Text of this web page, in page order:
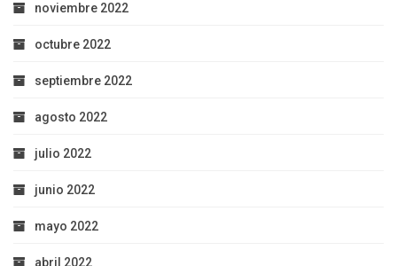
noviembre 2022
octubre 2022
septiembre 2022
agosto 2022
julio 2022
junio 2022
mayo 2022
abril 2022